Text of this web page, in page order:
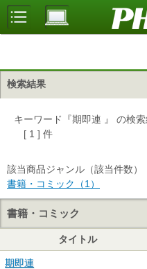
検索結果
キーワード『期即連 』 の検
[ 1 ] 件
該当商品ジャンル（該当件数）
書籍・コミック（1）
書籍・コミック
タイトル
期即連